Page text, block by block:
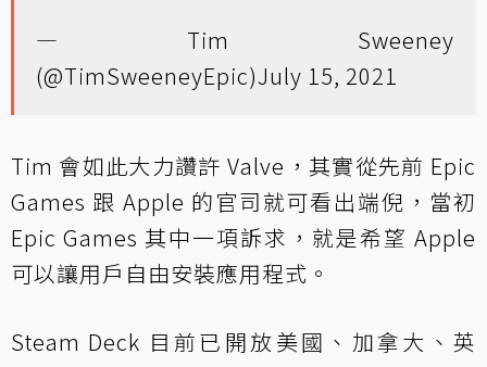
— Tim Sweeney
(@TimSweeneyEpic)July 15, 2021
Tim 會如此大力讚許 Valve，其實從先前 Epic
Games 跟 Apple 的官司就可看出端倪，當初
Epic Games 其中一項訴求，就是希望 Apple
可以讓用戶自由安裝應用程式。
Steam Deck 目前已開放美國、加拿大、英